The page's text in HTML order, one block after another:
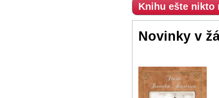
Knihu ešte nikto
Novinky v